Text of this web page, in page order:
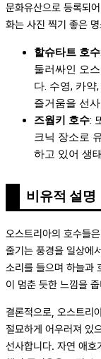
문화유산으로 등록되
화는 사진 찍기 좋은
할슈타트 호수
둘러싸인 오
다. 수영, 카
즐거움을 선
즈웝키 호수:
크닉 장소로
하고 있어 생
비유적 설명
오스트리아의 호수들
줄기는 풍경을 일상에
소리를 들으며 하늘과
이 멈춘 듯한 느낌을
결론적으로, 오스트리
절묘하게 어우러져 있
선사합니다. 자연 애호